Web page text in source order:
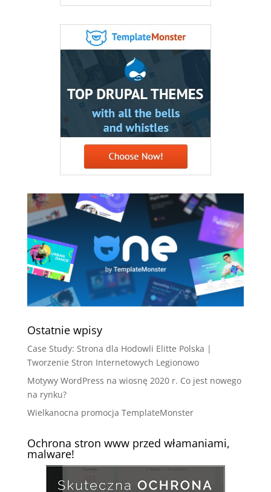
Ostatnie wpisy
Case Study: Strona dla Hodowli Elitte Polska |
Tworzenie Stron Internetowych Legionowo
Motywy WordPress na wiosnę 2020 r. Co jest nowego
na rynku?
Wielkanocna promocja TemplateMonster
Ochrona stron www przed włamaniami,
malware!